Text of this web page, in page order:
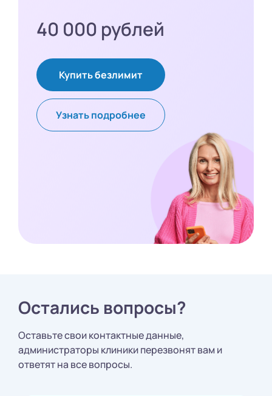
40 000 рублей
Купить безлимит
Узнать подробнее
Остались вопросы?
Оставьте свои контактные данные,
администраторы клиники перезвонят вам и
ответят на все вопросы.